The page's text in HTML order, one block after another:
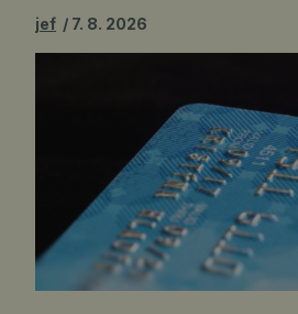
jef 7. 8. 2026